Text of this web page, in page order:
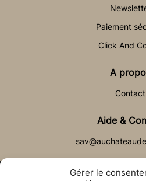
Gérer le
Paiement
Click And
A
Contact
Aide &